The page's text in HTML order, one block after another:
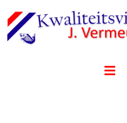
naar
de
inhoud
Toggle